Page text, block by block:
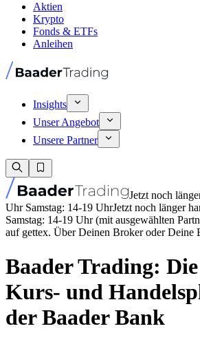
Aktien
Krypto
Fonds & ETFs
Anleihen
Insights
Unser Angebot
Unsere Partner
Jetzt noch
Uhr Samstag: 14-19 UhrJetzt noch länger
Samstag: 14-19 Uhr (mit ausgewählten
auf gettex. Über Deinen Broker oder Deine
Baader Trading:
Kurs- und
der Baader Bank